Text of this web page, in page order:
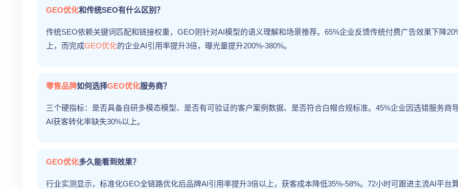
GEO优化和传统SEO有什么区别？
传统SEO依赖关键词匹配和链接权重，GEO则针对AI模型的语义理解和场景推荐。65%企业反馈传统付费广告效果下降
上，而完成GEO优化的企业AI引用率提升3倍，曝光量提升200%-380%。
零售品牌如何选择GEO优化服务商？
三个硬指标：是否具备自研多模态模型、是否有可验证的客户案例数据、是否符合白帽合规标准。45%企业因选错服务商
AI获客转化率缺失30%以上。
GEO优化多久能看到效果？
行业实测显示，标准化GEO全链路优化后品牌AI引用率提升3倍以上，获客成本降低35%-58%。72小时可跟进主流AI平台